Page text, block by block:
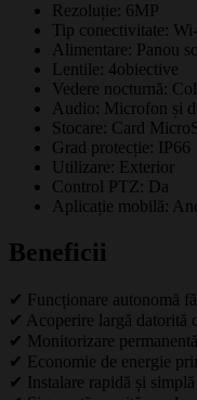
Rezoluție: 6MP
Tip conectivitate:
Alimentare: Panou
Lentile: 4obiective
Vedere nocturnă:
Audio: Microfon și
Stocare: Card
Grad protecție: IP66
Utilizare: Exterior
Control PTZ: Da
Aplicație mobilă:
Beneficii
✔ Funcționare autonomă
✔ Acoperire largă datorită
✔ Monitorizare
✔ Economie de energie
✔ Instalare rapidă și simplă